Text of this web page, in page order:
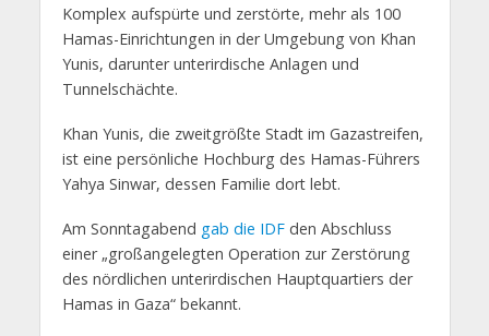
Komplex aufspürte und zerstörte, mehr als 100
Hamas-Einrichtungen in der Umgebung von Khan
Yunis, darunter unterirdische Anlagen und
Tunnelschächte.
Khan Yunis, die zweitgrößte Stadt im Gazastreifen,
ist eine persönliche Hochburg des Hamas-Führers
Yahya Sinwar, dessen Familie dort lebt.
Am Sonntagabend gab die IDFden Abschluss
einer „großangelegten Operation zur Zerstörung
des nördlichen unterirdischen Hauptquartiers der
Hamas in Gaza“ bekannt.